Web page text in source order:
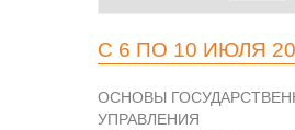
С 6 ПО 10 ИЮЛЯ
ОСНОВЫ
УПРАВЛЕНИЯ